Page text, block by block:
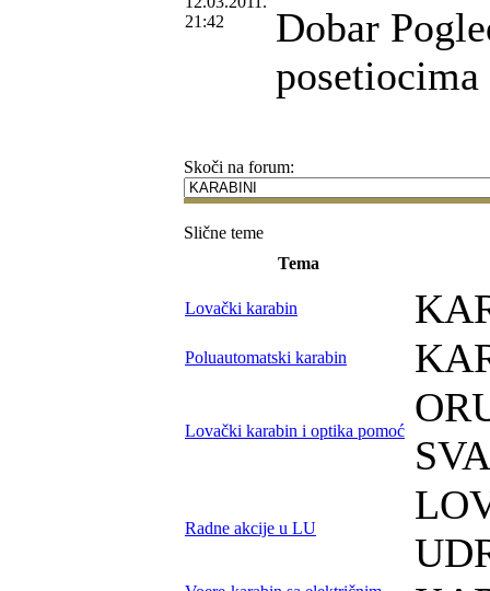
21:42
Dobar
posetiocima
Skoči na forum:
Slične teme
Tema
Lovački karabin
Poluautomatski karabin
Lovački karabin i optika pomoć
Radne akcije u LU